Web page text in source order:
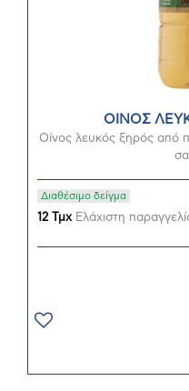
ΟΙΝΟΣ
Οίνος λευκός ξηρός από
Διαθέσιμο δείγμα
12 ΤμχΕλάχιστη